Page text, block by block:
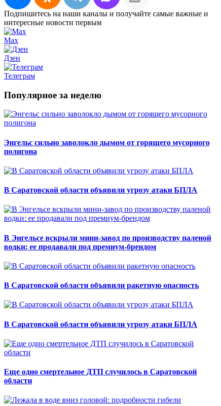
Подпишитесь на наши каналы и получайте самые важные и
интересные новости первым
Max
Дзен
Телеграм
Популярное за неделю
Энгельс сильно заволокло дымом от горящего мусорного
полигона
В Саратовской области объявили угрозу атаки БПЛА
В Энгельсе вскрыли мини-завод по производству паленой
водки: ее продавали под премиум-брендом
В Саратовской области объявили ракетную опасность
В Саратовской области объявили угрозу атаки БПЛА
Еще одно смертельное ДТП случилось в Саратовской
области